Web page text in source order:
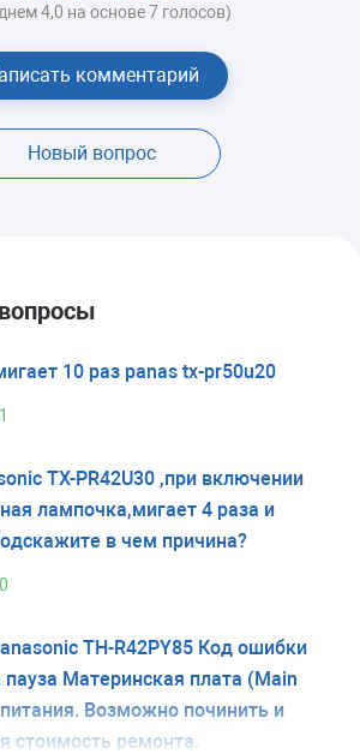
4,0 на основе 7 голосов)
комментарий
Новый вопрос
10 раз panas tx-pr50u20
TX-PR42U30 ,при включении
лампочка,мигает 4 раза и
в чем причина?
TH-R42PY85 Код ошибки
пауза Материнская плата (Main
Возможно починить и
стоимость ремонта.